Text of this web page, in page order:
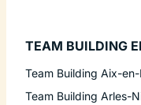
TEAM BUILDING
Team Building Aix-
Team Building Arles-